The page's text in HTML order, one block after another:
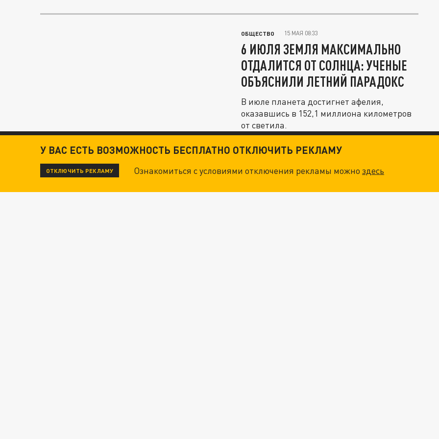
ОБЩЕСТВО 15 МАЯ 08:33
6 ИЮЛЯ ЗЕМЛЯ МАКСИМАЛЬНО
ОТДАЛИТСЯ ОТ СОЛНЦА: УЧЕНЫЕ
ОБЪЯСНИЛИ ЛЕТНИЙ ПАРАДОКС
В июле планета достигнет афелия,
оказавшись в 152,1 миллиона километров
от светила.
У ВАС ЕСТЬ ВОЗМОЖНОСТЬ БЕСПЛАТНО ОТКЛЮЧИТЬ РЕКЛАМУ
ОТКЛЮЧИТЬ РЕКЛАМУ Ознакомиться с условиями отключения рекламы можноздесь